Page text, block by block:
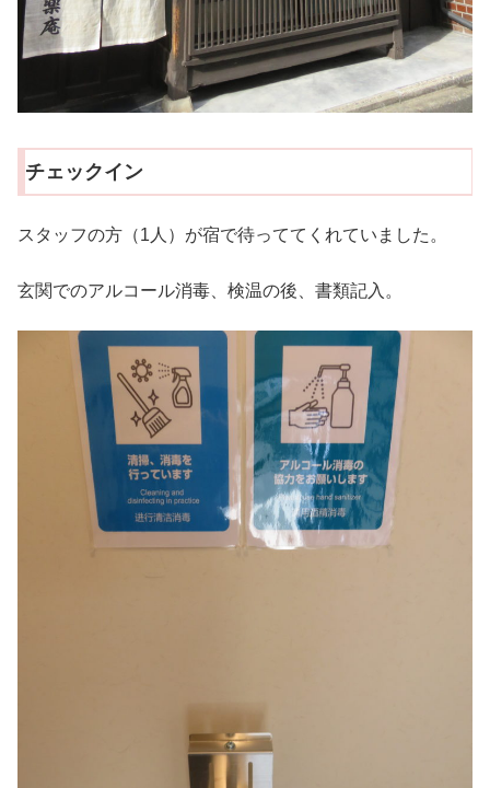
チェックイン
スタッフの方（1人）が宿で待っててくれていました。
玄関でのアルコール消毒、検温の後、書類記入。